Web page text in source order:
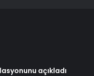
açıkladı